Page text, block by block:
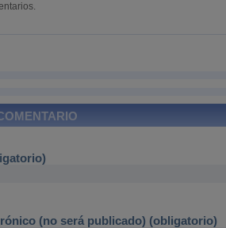
(no será publicado) (obligatorio)